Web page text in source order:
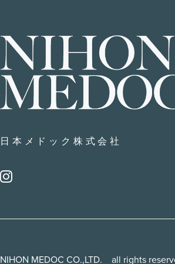
日本メドック株式会社
NIHON MEDOC CO.,LTD. all rights